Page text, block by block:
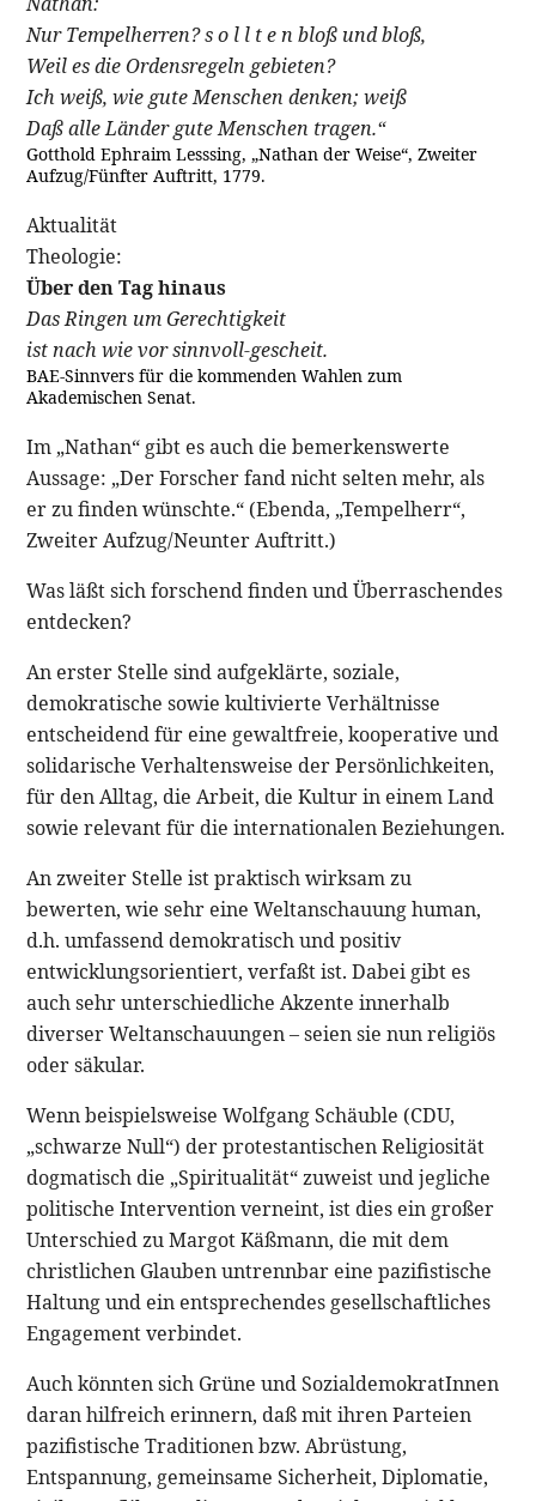
Nur Tempelherren? s o l l t e n bloß und bloß,
Weil es die Ordensregeln gebieten?
Ich weiß, wie gute Menschen denken; weiß
Daß alle Länder gute Menschen tragen.“
Gotthold Ephraim Lesssing, „Nathan der Weise“, Zweiter
Aufzug/Fünfter Auftritt, 1779.
Aktualität
Theologie:
Über den Tag hinaus
Das Ringen um Gerechtigkeit
ist nach wie vor sinnvoll-gescheit.
BAE-Sinnvers für die kommenden Wahlen zum
Akademischen Senat.
Im „Nathan“ gibt es auch die bemerkenswerte
Aussage: „Der Forscher fand nicht selten mehr, als
er zu finden wünschte.“ (Ebenda, „Tempelherr“,
Zweiter Aufzug/Neunter Auftritt.)
Was läßt sich forschend finden und Überraschendes
entdecken?
An erster Stelle sind aufgeklärte, soziale,
demokratische sowie kultivierte Verhältnisse
entscheidend für eine gewaltfreie, kooperative und
solidarische Verhaltensweise der Persönlichkeiten,
für den Alltag, die Arbeit, die Kultur in einem Land
sowie relevant für die internationalen Beziehungen.
An zweiter Stelle ist praktisch wirksam zu
bewerten, wie sehr eine Weltanschauung human,
d.h. umfassend demokratisch und positiv
entwicklungsorientiert, verfaßt ist. Dabei gibt es
auch sehr unterschiedliche Akzente innerhalb
diverser Weltanschauungen – seien sie nun religiös
oder säkular.
Wenn beispielsweise Wolfgang Schäuble (CDU,
„schwarze Null“) der protestantischen Religiosität
dogmatisch die „Spiritualität“ zuweist und jegliche
politische Intervention verneint, ist dies ein großer
Unterschied zu Margot Käßmann, die mit dem
christlichen Glauben untrennbar eine pazifistische
Haltung und ein entsprechendes gesellschaftliches
Engagement verbindet.
Auch könnten sich Grüne und SozialdemokratInnen
daran hilfreich erinnern, daß mit ihren Parteien
pazifistische Traditionen bzw. Abrüstung,
Entspannung, gemeinsame Sicherheit, Diplomatie,